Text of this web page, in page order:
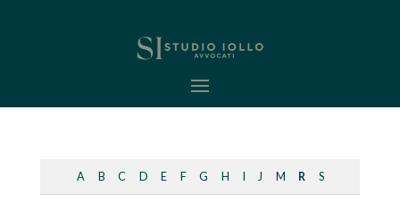
A B C D E F G H I J M R S